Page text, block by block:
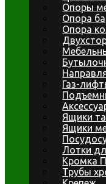
Опоры
Опора
Опора
Газ-
Ящики
Ящики
Лотки
Кромка
Трубы